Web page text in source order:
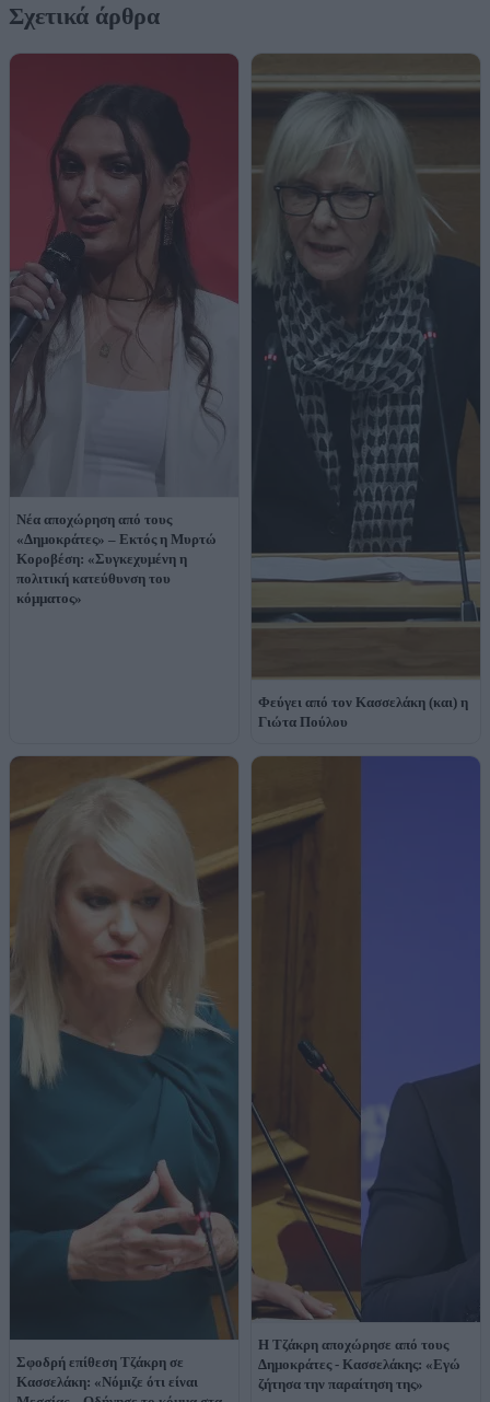
Σχετικά άρθρα
Νέα αποχώρηση από τους
«Δημοκράτες» – Εκτός η Μυρτώ
Κοροβέση: «Συγκεχυμένη η
πολιτική κατεύθυνση του
κόμματος»
Φεύγει από τον Κασσελάκη (και) η
Γιώτα Πούλου
Σφοδρή επίθεση Τζάκρη σε
Κασσελάκη: «Νόμιζε ότι είναι
Η Τζάκρη αποχώρησε από τους
Δημοκράτες - Κασσελάκης: «Εγώ
ζήτησα την παραίτηση της»